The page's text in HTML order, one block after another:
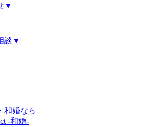
▼
談 ▼
和婚なら
-和婚-